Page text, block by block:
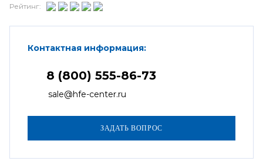
Рейтинг:
Контактная информация:
8 (800) 555-86-73
sale@hfe-center.ru